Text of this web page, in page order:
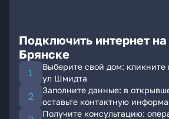
Подключить интернет
Брянске
Выберите свой дом:
ул Шмидта
Заполните данные: в
оставьте контактную
Получите консультацию: